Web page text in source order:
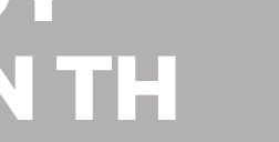
ΤΗ